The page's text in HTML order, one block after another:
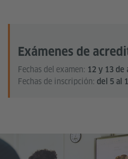
Exámenes de
Fechas del examen: 12 y 13 de
Fechas de inscripción: del 5 al